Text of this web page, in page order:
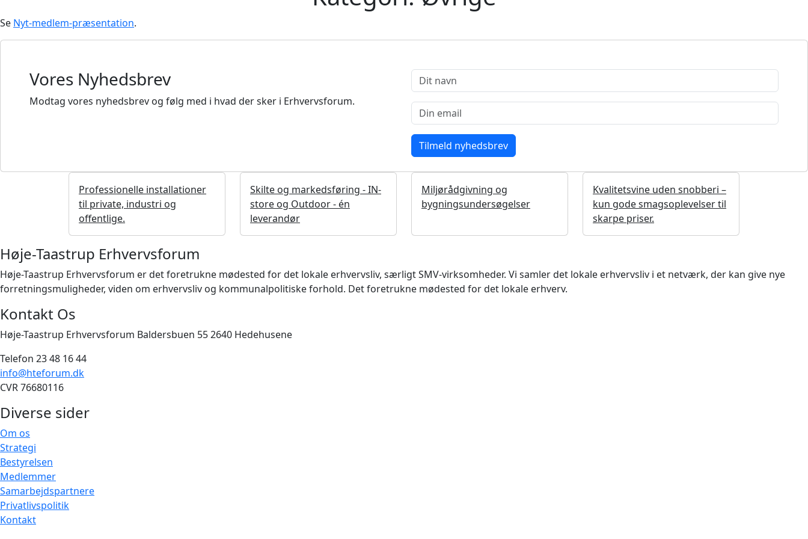
Se Nyt-medlem-præsentation.
Vores Nyhedsbrev
Modtag vores nyhedsbrev og følg med i hvad der sker i Erhvervsforum.
Professionelle installationer
til private, industri og
offentlige.
Skilte og markedsføring - IN-
store og Outdoor - én
leverandør
Miljørådgivning og
bygningsundersøgelser
Kvalitetsvine uden snobberi –
kun gode smagsoplevelser til
skarpe priser.
Høje-Taastrup Erhvervsforum
Høje-Taastrup Erhvervsforum er det foretrukne mødested for det lokale erhvervsliv, særligt SMV-virksomheder. Vi samler det lokale erhvervsliv i et netværk, der kan give nye
forretningsmuligheder, viden om erhvervsliv og kommunalpolitiske forhold. Det foretrukne mødested for det lokale erhverv.
Kontakt Os
Høje-Taastrup Erhvervsforum Baldersbuen 55 2640 Hedehusene
Telefon 23 48 16 44
info@hteforum.dk
CVR 76680116
Diverse sider
Om os
Strategi
Bestyrelsen
Medlemmer
Samarbejdspartnere
Privatlivspolitik
Kontakt